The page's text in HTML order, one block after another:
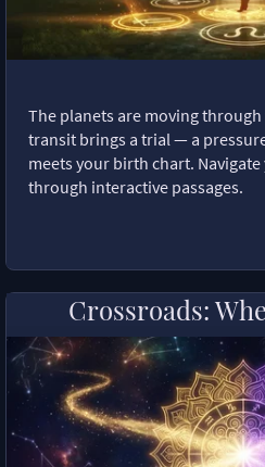
The planets are moving
transit brings a trial — a
meets your birth chart.
through interactive passages.
Crossroads: